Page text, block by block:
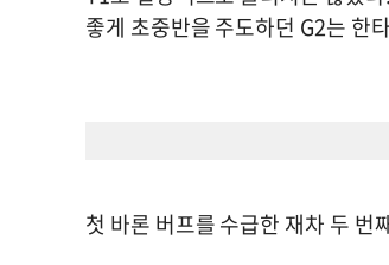
좋게 초중반을 주도하던 G2는 한
첫 바론 버프를 수급한 재차 두